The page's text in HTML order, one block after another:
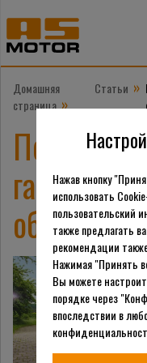
Домашняя
страница »
Статьи »
Почему
обычная
Нажав кнопку
использовать
пользовательский
также предлагать
рекомендации
Нажимая "Принять
Вы можете
порядке через
впоследствии в